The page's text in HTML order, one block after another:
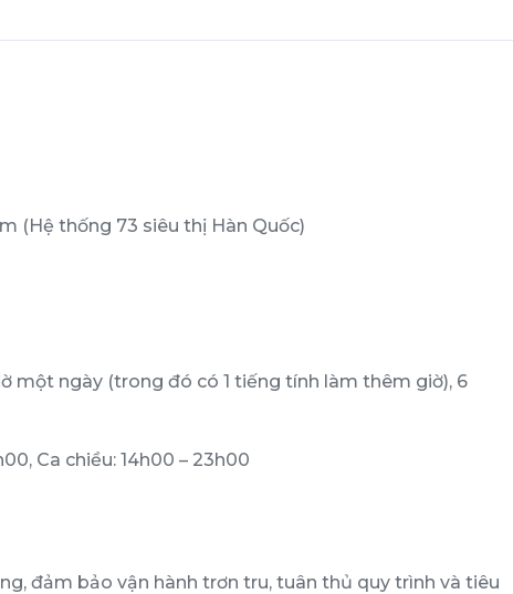
(Hệ thống 73 siêu thị Hàn Quốc)
một ngày (trong đó có 1 tiếng tính làm thêm giờ), 6
Ca chiều: 14h00 – 23h00
đảm bảo vận hành trơn tru, tuân thủ quy trình và tiêu